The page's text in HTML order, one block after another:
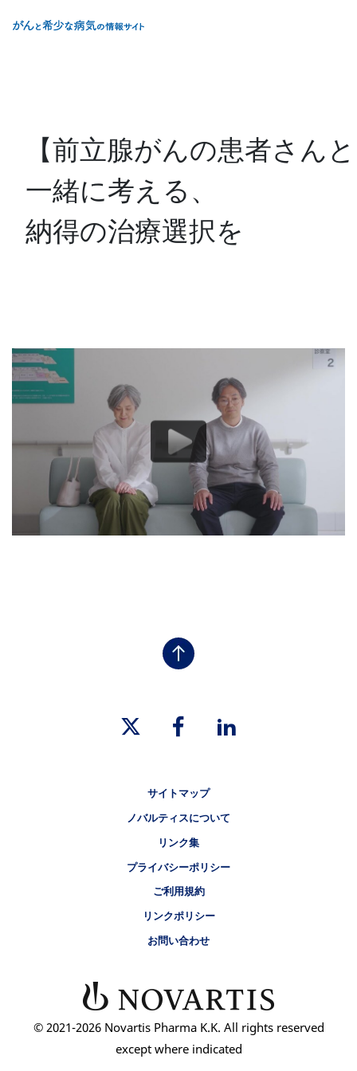
Site Logo
【前立腺がんの患者さん
一緒に考える、
納得の治療選択を
サイトマップ
ノバルティスについて
リンク集
プライバシーポリシー
ご利用規約
リンクポリシー
お問い合わせ
© 2021-2026 Novartis Pharma K.K. All rights reserved
except where indicated